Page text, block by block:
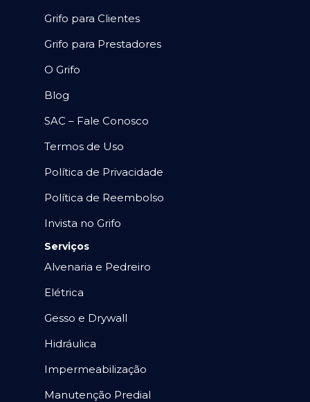
Grifo para Clientes
Grifo para Prestadores
O Grifo
Blog
SAC – Fale Conosco
Termos de Uso
Política de Privacidade
Política de Reembolso
Invista no Grifo
Serviços
Alvenaria e Pedreiro
Elétrica
Gesso e Drywall
Hidráulica
Impermeabilização
Manutenção Predial